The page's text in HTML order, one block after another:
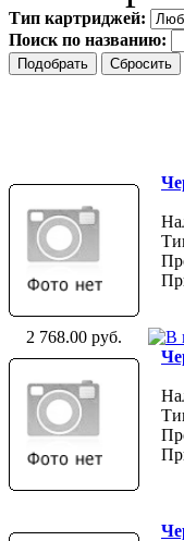
Тип картриджей:
Поиск по названию:
2 768.00 руб.